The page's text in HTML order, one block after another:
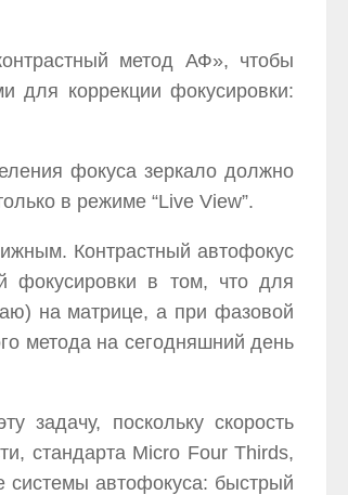
метод АФ», чтобы
для коррекции фокусировки:
фокуса зеркало должно
в режиме “Live View”.
Контрастный автофокус
фокусировки в том, что для
на матрице, а при фазовой
метода на сегодняшний день
задачу, поскольку скорость
стандарта Micro Four Thirds,
автофокуса: быстрый